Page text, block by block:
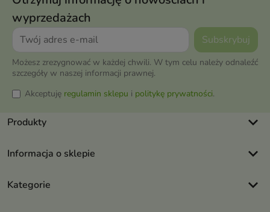
wyprzedażach
Możesz zrezygnować w każdej chwili. W tym celu należy odnaleźć
szczegóły w naszej informacji prawnej.
Akceptuję regulamin sklepu i politykę prywatności.
Produkty keyboard_arrow_down
Informacja o sklepie keyboard_arrow_down
Kategorie keyboard_arrow_down